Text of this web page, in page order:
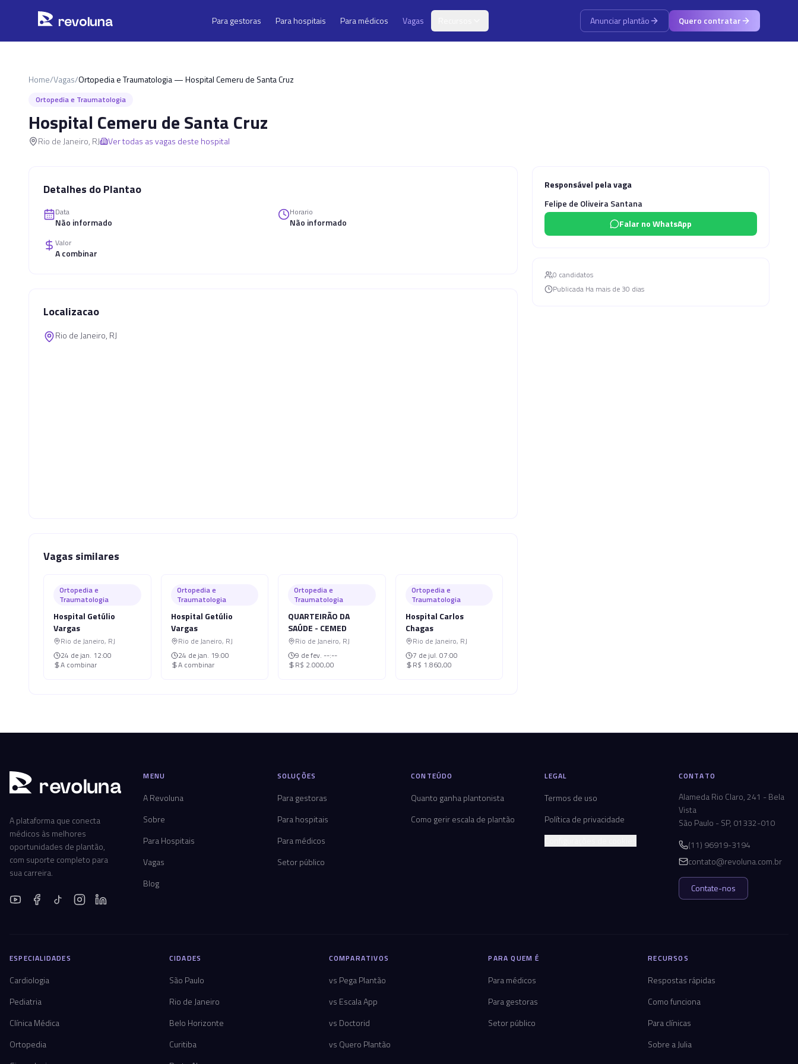
revoluna Para gestoras Para hospitais Para médicos Vagas Anunciar plantão Quero contratar
Home/Vagas/Ortopedia e Traumatologia — Hospital Cemeru de Santa Cruz
Ortopedia e Traumatologia
Hospital Cemeru de Santa Cruz
Rio de Janeiro, RJ Ver todas as vagas deste hospital
Detalhes do Plantao
Data
Não informado
Horario
Não informado
Valor
A combinar
Localizacao
Rio de Janeiro, RJ
Vagas similares
Ortopedia e
Traumatologia
Hospital Getúlio
Vargas
Rio de Janeiro, RJ
24 de jan. 12:00
A combinar
Ortopedia e
Traumatologia
Hospital Getúlio
Vargas
Rio de Janeiro, RJ
24 de jan. 19:00
A combinar
Ortopedia e
Traumatologia
QUARTEIRÃO DA
SAÚDE - CEMED
Rio de Janeiro, RJ
9 de fev. --:--
R$ 2.000,00
Ortopedia e
Traumatologia
Hospital Carlos
Chagas
Rio de Janeiro, RJ
7 de jul. 07:00
R$ 1.860,00
Responsável pela vaga
Felipe de Oliveira Santana
Falar no WhatsApp
0 candidatos
Publicada Ha mais de 30 dias
revoluna
A plataforma que conecta
médicos às melhores
oportunidades de plantão,
com suporte completo para
sua carreira.
MENU
A Revoluna
Sobre
Para Hospitais
Vagas
Blog
SOLUÇÕES
Para gestoras
Para hospitais
Para médicos
Setor público
CONTEÚDO
Quanto ganha plantonista
Como gerir escala de plantão
LEGAL
Termos de uso
Política de privacidade
CONTATO
Alameda Rio Claro, 241 - Bela
Vista
São Paulo - SP, 01332-010
(11) 96919-3194
contato@revoluna.com.br
Contate-nos
ESPECIALIDADES
Cardiologia
Pediatria
Clínica Médica
Ortopedia
CIDADES
São Paulo
Rio de Janeiro
Belo Horizonte
Curitiba
COMPARATIVOS
vs Pega Plantão
vs Escala App
vs Doctorid
vs Quero Plantão
PARA QUEM É
Para médicos
Para gestoras
Setor público
RECURSOS
Respostas rápidas
Como funciona
Para clínicas
Sobre a Julia